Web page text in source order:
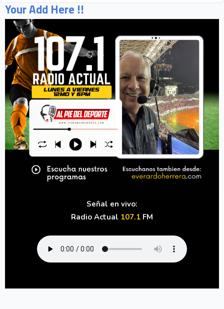
Your Add Here !!
Señal en vivo:
Radio Actual 107.1 FM